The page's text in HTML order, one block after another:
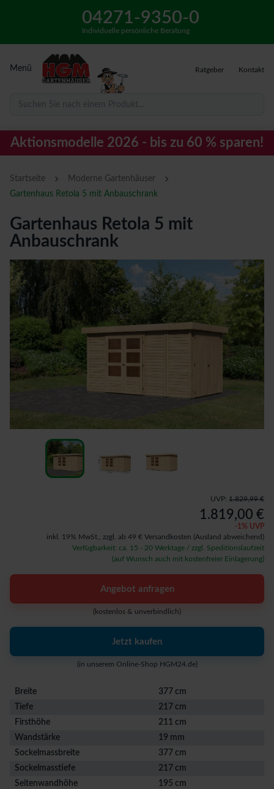
04271-9350-0
Individuelle persönliche Beratung
Menü Ratgeber Kontakt
Suchen Sie nach einem Produkt...
Aktionsmodelle 2026 - bis zu 60 % sparen!
Startseite › Moderne Gartenhäuser ›
Gartenhaus Retola 5 mit Anbauschrank
Gartenhaus Retola 5 mit
Anbauschrank
UVP: 1.829,99 €
1.819,00 €
-1 % UVP
inkl. 19% MwSt., zzgl. ab 49 € Versandkosten (Ausland abweichend)
Verfügbarkeit: ca. 15 - 20 Werktage / zzgl. Speditionslaufzeit
(auf Wunsch auch mit kostenfreier Einlagerung)
Angebot anfragen
(kostenlos & unverbindlich)
Jetzt kaufen
(in unserem Online-Shop HGM24.de)
Breite
377 cm
Tiefe
217 cm
Firsthöhe
211 cm
Wandstärke
19 mm
Sockelmassbreite
377 cm
Sockelmasstiefe
217 cm
Seitenwandhöhe
195 cm